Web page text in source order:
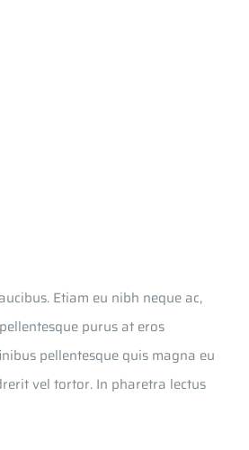
Etiam eu nibh neque ac,
purus at eros
pellentesque quis magna eu
vel tortor. In pharetra lectus